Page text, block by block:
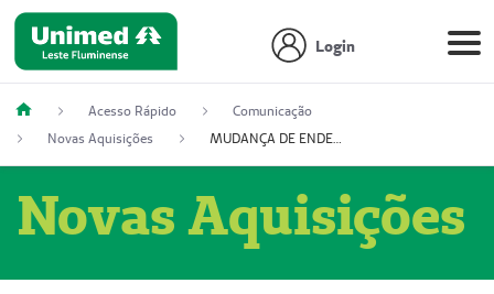
Login
Acesso Rápido
Comunicação
Novas Aquisições
MUDANÇA DE ENDEREÇO - DIAGITAB SERVIÇOS MÉDICOS LTDA (54003267-5)
Novas Aquisições